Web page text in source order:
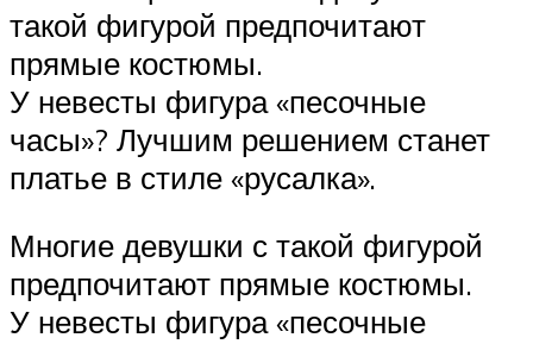
такой фигурой предпочитают
прямые костюмы.
У невесты фигура «песочные
часы»? Лучшим решением станет
платье в стиле «русалка».
Многие девушки с такой фигурой
предпочитают прямые костюмы.
У невесты фигура «песочные